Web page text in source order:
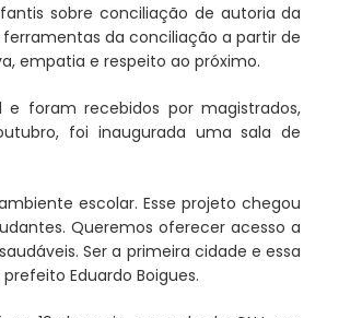
sobre conciliação de autoria da
da conciliação a partir de
empatia e respeito ao próximo.
foram recebidos por magistrados,
foi inaugurada uma sala de
escolar. Esse projeto chegou
Queremos oferecer acesso a
Ser a primeira cidade e essa
Eduardo Boigues.